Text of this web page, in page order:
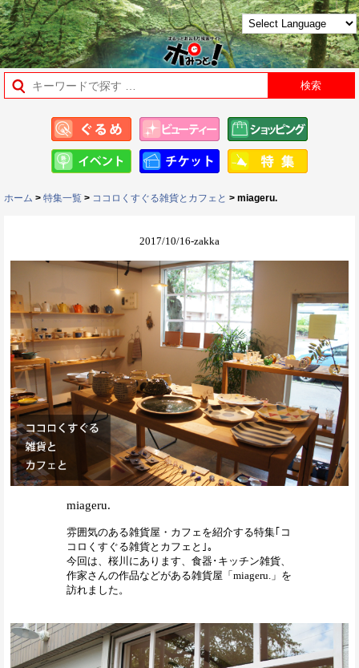
ホーム > 特集一覧 > ココロくすぐる雑貨とカフェと > miageru.
2017/10/16-zakka
miageru.
雰囲気のある雑貨屋・カフェを紹介する特集｢コ
コロくすぐる雑貨とカフェと｣。
今回は、桜川にあります、食器･キッチン雑貨、
作家さんの作品などがある雑貨屋「miageru.」を
訪れました。